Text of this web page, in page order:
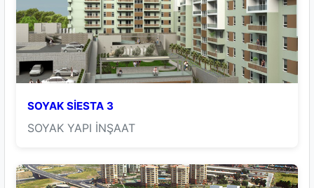
SOYAK SİESTA 3
SOYAK YAPI İNŞAAT